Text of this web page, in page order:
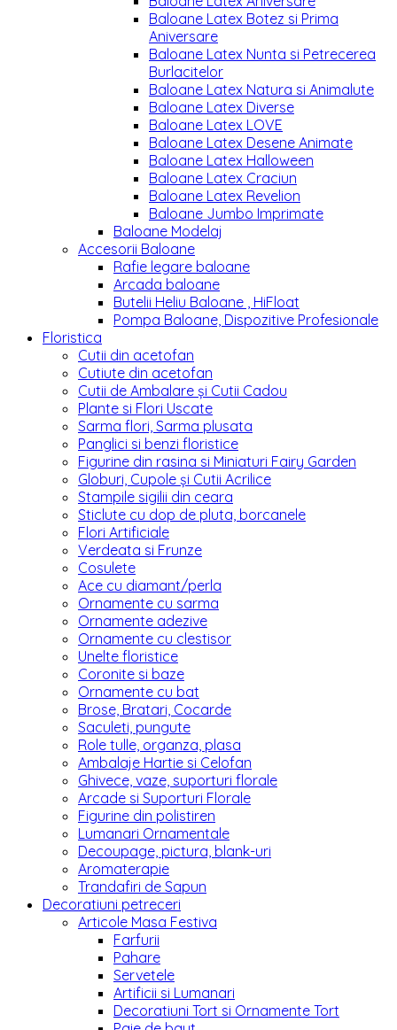
Baloane Latex Botez si Prima
Aniversare
Baloane Latex Nunta si Petrecerea
Burlacitelor
Baloane Latex Natura si Animalute
Baloane Latex Diverse
Baloane Latex LOVE
Baloane Latex Desene Animate
Baloane Latex Halloween
Baloane Latex Craciun
Baloane Latex Revelion
Baloane Jumbo Imprimate
Baloane Modelaj
Accesorii Baloane
Rafie legare baloane
Arcada baloane
Butelii Heliu Baloane , HiFloat
Pompa Baloane, Dispozitive Profesionale
Floristica
Cutii din acetofan
Cutiute din acetofan
Cutii de Ambalare și Cutii Cadou
Plante si Flori Uscate
Sarma flori, Sarma plusata
Panglici si benzi floristice
Figurine din rasina si Miniaturi Fairy Garden
Globuri, Cupole și Cutii Acrilice
Stampile sigilii din ceara
Sticlute cu dop de pluta, borcanele
Flori Artificiale
Verdeata si Frunze
Cosulete
Ace cu diamant/perla
Ornamente cu sarma
Ornamente adezive
Ornamente cu clestisor
Unelte floristice
Coronite si baze
Ornamente cu bat
Brose, Bratari, Cocarde
Saculeti, pungute
Role tulle, organza, plasa
Ambalaje Hartie si Celofan
Ghivece, vaze, suporturi florale
Arcade si Suporturi Florale
Figurine din polistiren
Lumanari Ornamentale
Decoupage, pictura, blank-uri
Aromaterapie
Trandafiri de Sapun
Decoratiuni petreceri
Articole Masa Festiva
Farfurii
Pahare
Servetele
Artificii si Lumanari
Decoratiuni Tort si Ornamente Tort